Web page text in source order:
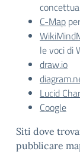
C-Map
le voci di
draw.io
Lucid
Coogle
Siti dove
pubblicare